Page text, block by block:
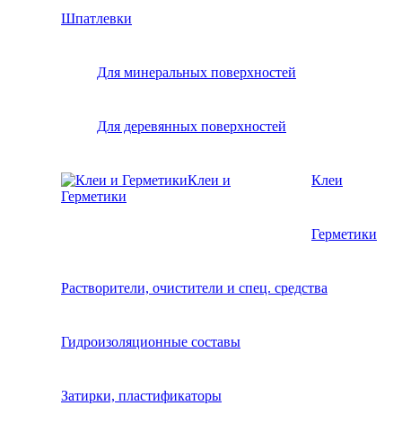
Шпатлевки
Для минеральных поверхностей
Для деревянных поверхностей
Клеи и
Герметики
Клеи
Герметики
Растворители, очистители и спец. средства
Гидроизоляционные составы
Затирки, пластификаторы